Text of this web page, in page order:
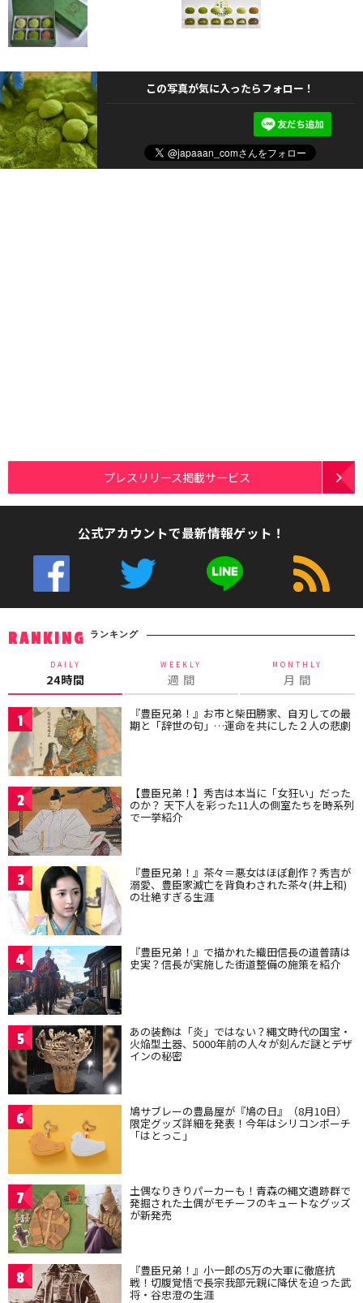
この写真が気に入ったらフォロー！
プレスリリース掲載サービス
公式アカウントで最新情報ゲット！
RANKING ランキング
DAILY
24時間
WEEKLY
週 間
MONTHLY
月 間
1 『豊臣兄弟！』お市と柴田勝家、自刃しての最
期と「辞世の句」…運命を共にした２人の悲劇
2 【豊臣兄弟！】秀吉は本当に「女狂い」だった
のか？ 天下人を彩った11人の側室たちを時系列
で一挙紹介
3 『豊臣兄弟！』茶々＝悪女はほぼ創作？秀吉が
溺愛、豊臣家滅亡を背負わされた茶々(井上和)
の壮絶すぎる生涯
4 『豊臣兄弟！』で描かれた織田信長の道普請は
史実？信長が実施した街道整備の施策を紹介
5 あの装飾は「炎」ではない？縄文時代の国宝・
火焔型土器、5000年前の人々が刻んだ謎とデザ
インの秘密
6 鳩サブレーの豊島屋が『鳩の日』（8月10日）
限定グッズ詳細を発表！今年はシリコンポーチ
「はとっこ」
7 土偶なりきりパーカーも！青森の縄文遺跡群で
発掘された土偶がモチーフのキュートなグッズ
が新発売
8 『豊臣兄弟！』小一郎の5万の大軍に徹底抗
戦！切腹覚悟で長宗我部元親に降伏を迫った武
将・谷忠澄の生涯